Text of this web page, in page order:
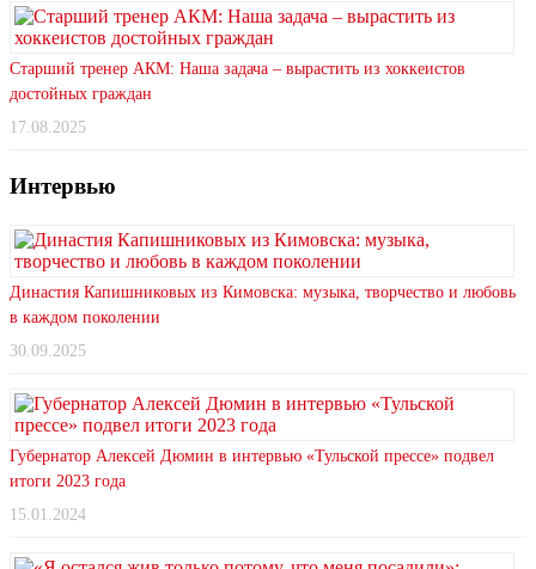
Старший тренер АКМ: Наша задача – вырастить из хоккеистов
достойных граждан
17.08.2025
Интервью
Династия Капишниковых из Кимовска: музыка, творчество и любовь
в каждом поколении
30.09.2025
Губернатор Алексей Дюмин в интервью «Тульской прессе» подвел
итоги 2023 года
15.01.2024